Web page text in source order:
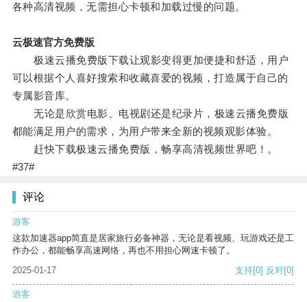
各种高清视频，无需担心卡顿和加载过慢的问题。
云极速官方免费版
极速云播免费版下载让观影变得更加便捷和舒适，用户
可以根据个人喜好搜索和收藏喜爱的视频，打造属于自己的
专属影音库。
无论是欣赏电影、电视剧还是纪录片，极速云播免费版
都能满足用户的需求，为用户带来全新的视频观影体验。
赶快下载极速云播免费版，畅享高清视频世界吧！。
#37#
评论
游客
这款加速器app简直是居家旅行必备神器，无论是看视频、玩游戏还是工
作办公，都能畅享高速网络，再也不用担心网速卡顿了。
2025-01-17
支持[0] 反对[0]
游客